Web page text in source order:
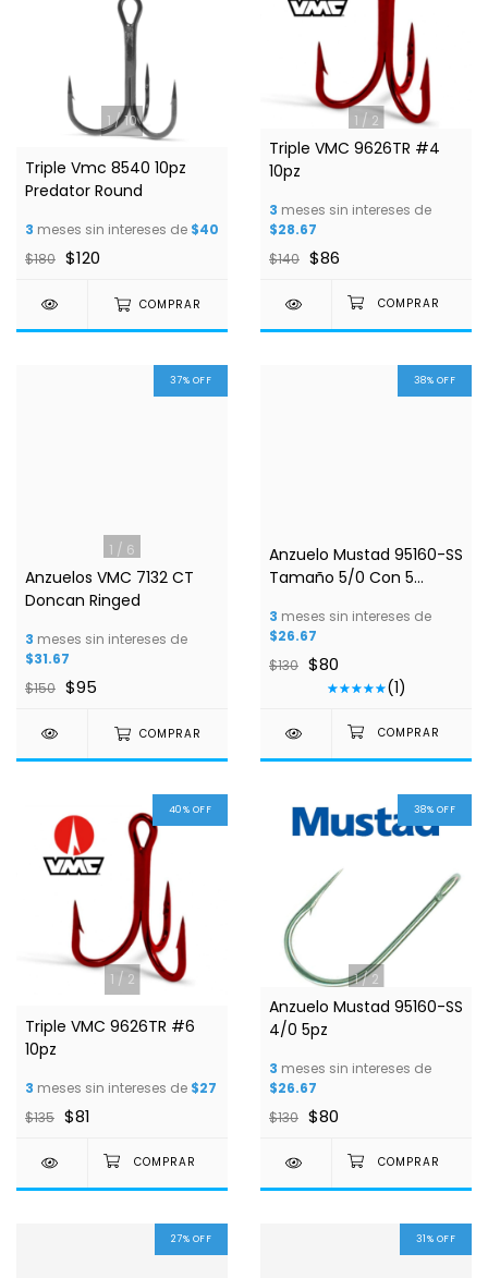
1/10
Triple Vmc 8540 10pz
Predator Round
3 meses sin intereses de $40
$180 $120
COMPRAR
1 / 2
Triple VMC 9626TR #4
10pz
3 meses sin intereses de
$28.67
$140 $86
1 / 6
37% OFF
Anzuelos VMC 7132 CT
Doncan Ringed
3 meses sin intereses de
$31.67
$150 $95
COMPRAR
1/2
38% OFF
Anzuelo Mustad 95160-SS
Tamaño 5/0 Con 5
3 meses sin intereses de
$26.67
$130 $80
(1)
1 / 2
40% OFF
Triple VMC 9626TR #6
10pz
3 meses sin intereses de $27
$135 $81
1/2
38% OFF
Anzuelo Mustad 95160-SS
4/0 5pz
3 meses sin intereses de
$26.67
$130 $80
27% OFF 31 % OFF